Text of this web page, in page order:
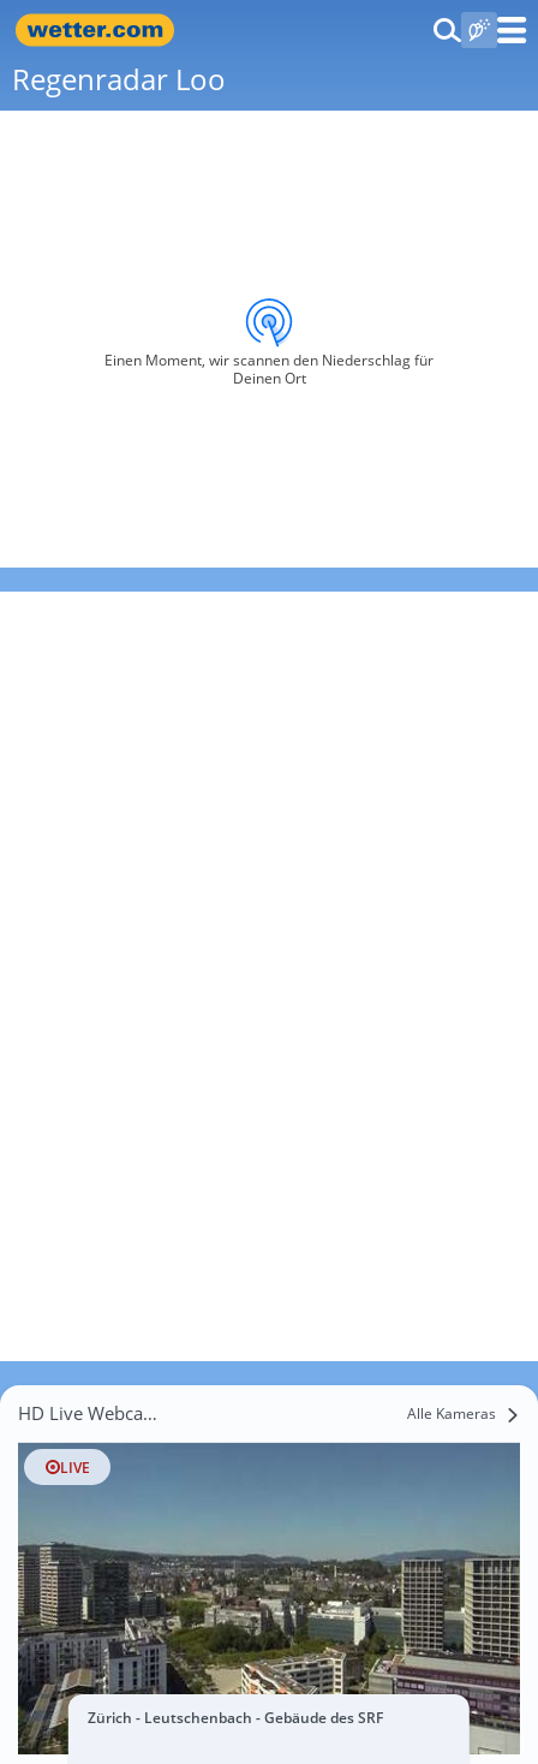
Regenradar Loo
Einen Moment, wir scannen den Niederschlag für
Deinen Ort
HD Live Webcams Loo Alle Kameras
LIVE
Zürich - Leutschenbach - Gebäude des SRF